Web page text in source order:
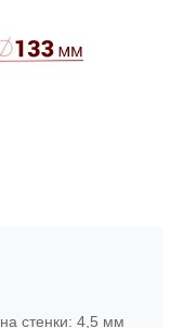
стенки: 4,5 мм